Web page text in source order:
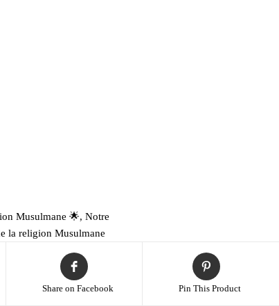
Musulmane ​🌟​, Notre
la religion Musulmane
Share on Facebook Pin This Product